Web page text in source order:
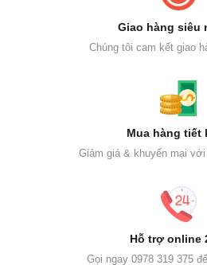
Giao hàng siêu
Chúng tôi cam kết giao
Mua hàng tiết
Giảm giá & khuyến mại
Hỗ trợ online
Gọi ngay 0978 319 375